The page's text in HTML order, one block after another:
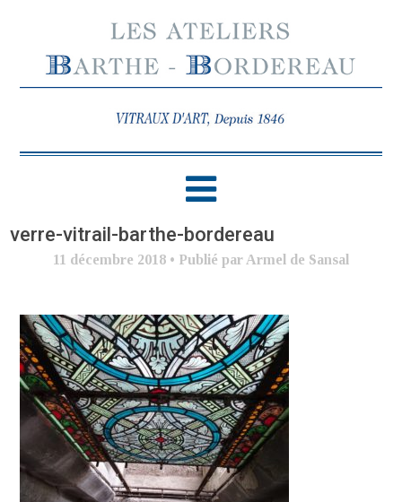
verre-vitrail-barthe-bordereau
11 décembre 2018 • Publié par Armel de Sansal